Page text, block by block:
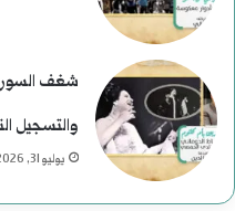
شغف
والتسجيل
يوليو 31, 2026